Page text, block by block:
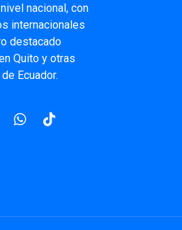
nacional, con
internacionales
destacado
Quito y otras
Ecuador.